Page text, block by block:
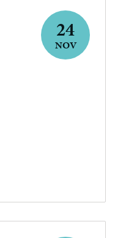
24
NOV